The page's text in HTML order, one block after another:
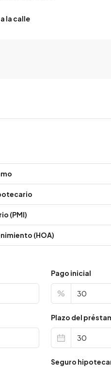
la calle
(PMI)
(HOA)
Pago inicial
%
Plazo del
Seguro